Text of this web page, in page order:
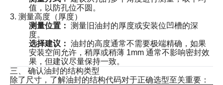
值，以防孔位不圆。
3. 测量高度（厚度）
测量位置： 测量旧油封的厚度或安装位凹槽的深
度。
选择建议： 油封的高度通常不需要极端精确，如果
安装空间允许，稍厚或稍薄 1mm 通常不影响密封效
果，但建议尽量保持一致。
三、 确认油封的结构类型
除了尺寸，了解油封的结构代码对于正确选型至关重要：